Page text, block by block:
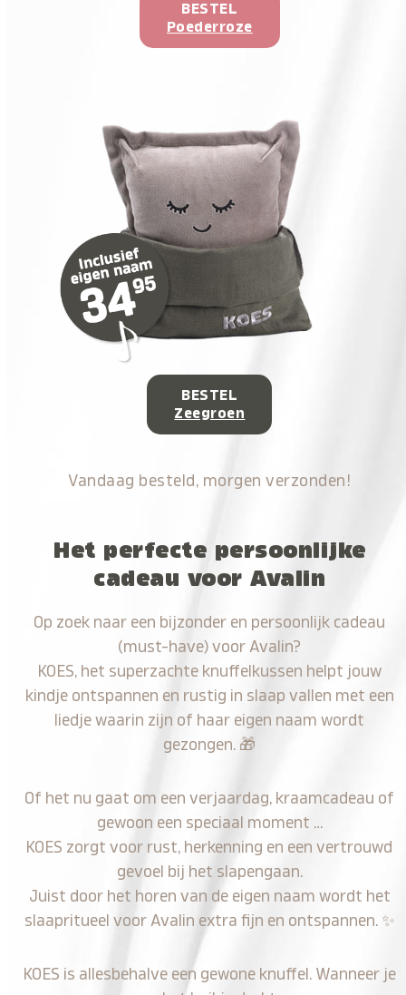
BESTEL
Poederroze
BESTEL
Zeegroen
Vandaag besteld, morgen verzonden!
Het perfecte persoonlijke
cadeau voor Avalin
Op zoek naar een bijzonder en persoonlijk cadeau
(must-have) voor Avalin?
KOES, het superzachte knuffelkussen helpt jouw
kindje ontspannen en rustig in slaap vallen met een
liedje waarin zijn of haar eigen naam wordt
gezongen. 🎁
Of het nu gaat om een verjaardag, kraamcadeau of
gewoon een speciaal moment …
KOES zorgt voor rust, herkenning en een vertrouwd
gevoel bij het slapengaan.
Juist door het horen van de eigen naam wordt het
slaapritueel voor Avalin extra fijn en ontspannen. ✨
KOES is allesbehalve een gewone knuffel. Wanneer je